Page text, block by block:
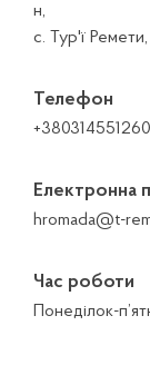
н,
с. Тур'ї Ремети,
Телефон
+380314551260
Електронна
hromada@t-
Час роботи
Понеділок-